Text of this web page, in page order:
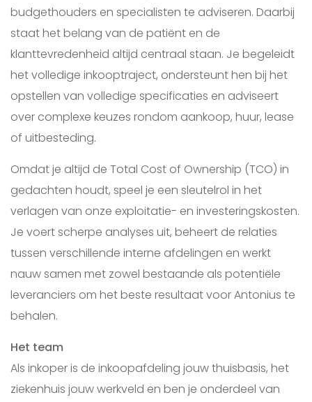
budgethouders en specialisten te adviseren. Daarbij
staat het belang van de patiënt en de
klanttevredenheid altijd centraal staan. Je begeleidt
het volledige inkooptraject, ondersteunt hen bij het
opstellen van volledige specificaties en adviseert
over complexe keuzes rondom aankoop, huur, lease
of uitbesteding.
Omdat je altijd de Total Cost of Ownership (TCO) in
gedachten houdt, speel je een sleutelrol in het
verlagen van onze exploitatie- en investeringskosten.
Je voert scherpe analyses uit, beheert de relaties
tussen verschillende interne afdelingen en werkt
nauw samen met zowel bestaande als potentiële
leveranciers om het beste resultaat voor Antonius te
behalen.
Het team
Als inkoper is de inkoopafdeling jouw thuisbasis, het
ziekenhuis jouw werkveld en ben je onderdeel van